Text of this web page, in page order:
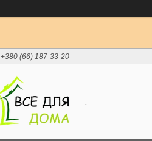
+380 (66) 187-33-20
.